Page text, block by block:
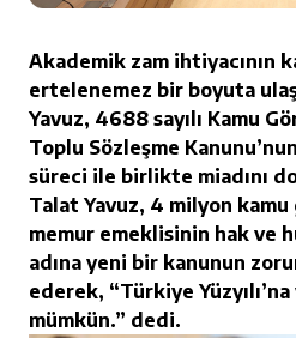
Akademik zam ihtiyacının
ertelenemez bir boyuta
Yavuz, 4688 sayılı Kamu
Toplu Sözleşme
süreci ile birlikte miadını
Talat Yavuz, 4 milyon
memur emeklisinin hak ve
adına yeni bir kanunun
ederek, “Türkiye
mümkün.” dedi.